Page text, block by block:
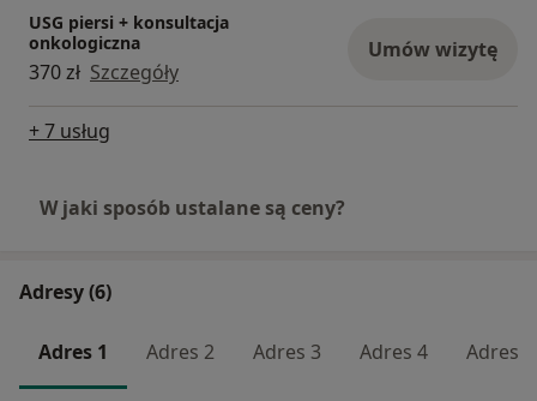
USG piersi + konsultacja
onkologiczna
370 zł Szczegóły
Umów wizytę
+ 7 usług
W jaki sposób ustalane są ceny?
Adresy (6)
Adres 1 Adres 2 Adres 3 Adres 4 Adres 5